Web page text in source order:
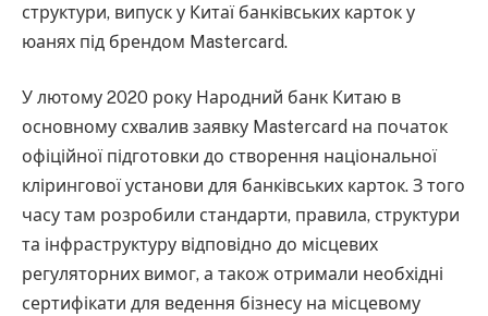
структури, випуск у Китаї банківських карток у
юанях під брендом Mastercard.
У лютому 2020 року Народний банк Китаю в
основному схвалив заявку Mastercard на початок
офіційної підготовки до створення національної
клірингової установи для банківських карток. З того
часу там розробили стандарти, правила, структури
та інфраструктуру відповідно до місцевих
регуляторних вимог, а також отримали необхідні
сертифікати для ведення бізнесу на місцевому